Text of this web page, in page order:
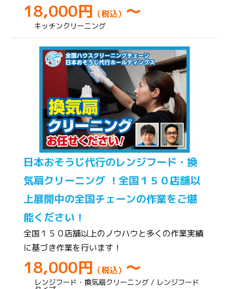
18,000円 （税込） ～
キッチンクリーニング
日本おそうじ代行のレンジフード・換
気扇クリーニング ！全国１５０店舗以
上展開中の全国チェーンの作業をご堪
能ください！
全国１５０店舗以上のノウハウと多くの作業実績
に基づき作業を行います！
18,000円 （税込） ～
レンジフード・換気扇クリーニング / レンジフード